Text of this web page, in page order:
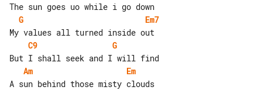
G
Em7
C9
G
Am
Em